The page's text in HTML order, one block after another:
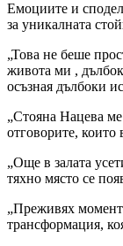
Емоциите и
за уникалната
„Това не беше
живота ми ,
осъзная дълбоки
„Стояна Нацева
отговорите, които
„Още в залата
тяхно място се
„Преживях
трансформация,